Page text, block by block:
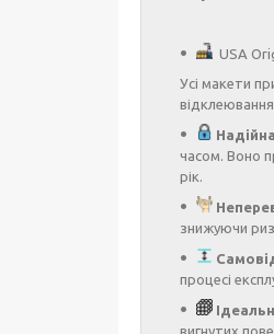
USA
Усі макети
часом. Воно
рік.
знижуючи
процесі